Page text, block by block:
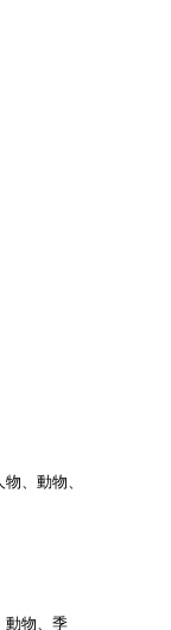
、動物、
動物、季